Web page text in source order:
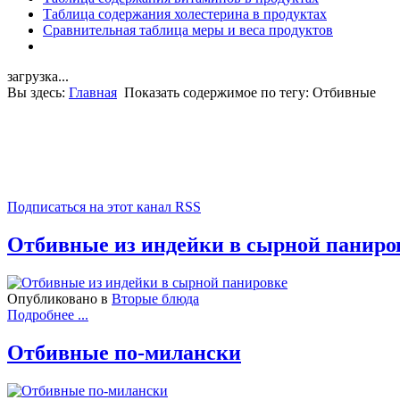
Таблица содержания холестерина в продуктах
Сравнительная таблица меры и веса продуктов
загрузка...
Вы здесь: Главная Показать содержимое по тегу: Отбивные
Подписаться на этот канал RSS
Отбивные из индейки в сырной
Опубликовано в Вторые блюда
Подробнее ...
Отбивные по-милански